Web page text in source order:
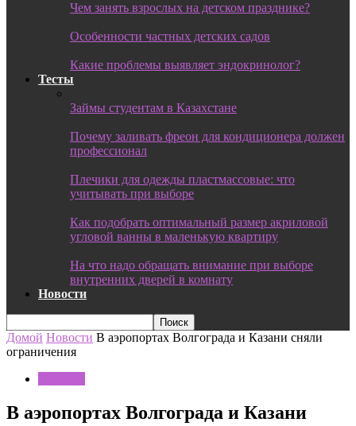
Чем занять взрослых на детском празднике?
Особенности частных детских садов
Какие проблемы выявляет эндокринолог?
Тесты
Займы студентам в Казахстане
Почему заливать фреон для кондиционера должен
профессионал
Плечики для одежды пластмассовые: что
учитывать при выборе
Как подобрать оптимальный размер акриловой
угловой ванны в маленькую квартиру
На что надо обращать внимание при выборе
внутренних дверей в комнату
Новости
Домой Новости В аэропортах Волгограда и Казани сняли
ограничения
В аэропортах Волгограда и Казани